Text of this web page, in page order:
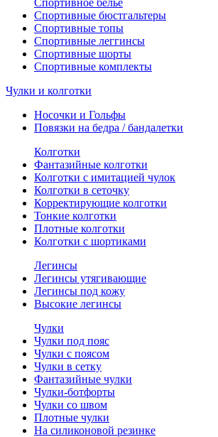
Спортивное белье
Спортивные бюстгальтеры
Спортивные топы
Спортивные леггинсы
Спортивные шорты
Спортивные комплекты
Чулки и колготки
Носочки и Гольфы
Повязки на бедра / бандалетки
Колготки
Фантазийные колготки
Колготки с имитацией чулок
Колготки в сеточку
Корректирующие колготки
Тонкие колготки
Плотные колготки
Колготки с шортиками
Легинсы
Легинсы утягивающие
Легинсы под кожу
Высокие легинсы
Чулки
Чулки под пояс
Чулки с поясом
Чулки в сетку
Фантазийные чулки
Чулки-ботфорты
Чулки со швом
Плотные чулки
На силиконовой резинке